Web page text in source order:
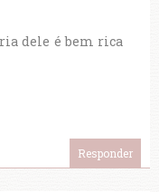
dele é bem rica
Responder